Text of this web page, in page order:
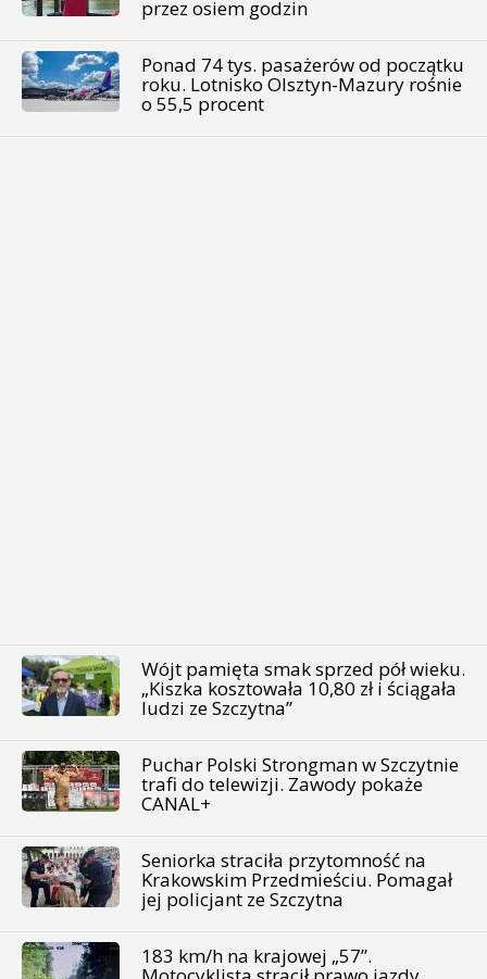
przez osiem godzin
Ponad 74 tys. pasażerów od początku
roku. Lotnisko Olsztyn-Mazury rośnie
o 55,5 procent
Wójt pamięta smak sprzed pół wieku.
„Kiszka kosztowała 10,80 zł i ściągała
ludzi ze Szczytna”
Puchar Polski Strongman w Szczytnie
trafi do telewizji. Zawody pokaże
CANAL+
Seniorka straciła przytomność na
Krakowskim Przedmieściu. Pomagał
jej policjant ze Szczytna
183 km/h na krajowej „57”.